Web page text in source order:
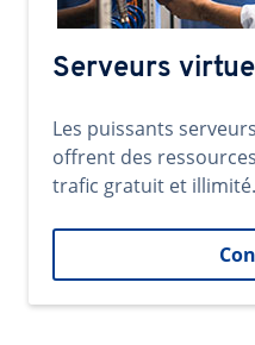
Serveurs
Les puissants
offrent des
trafic gratuit et illimité.